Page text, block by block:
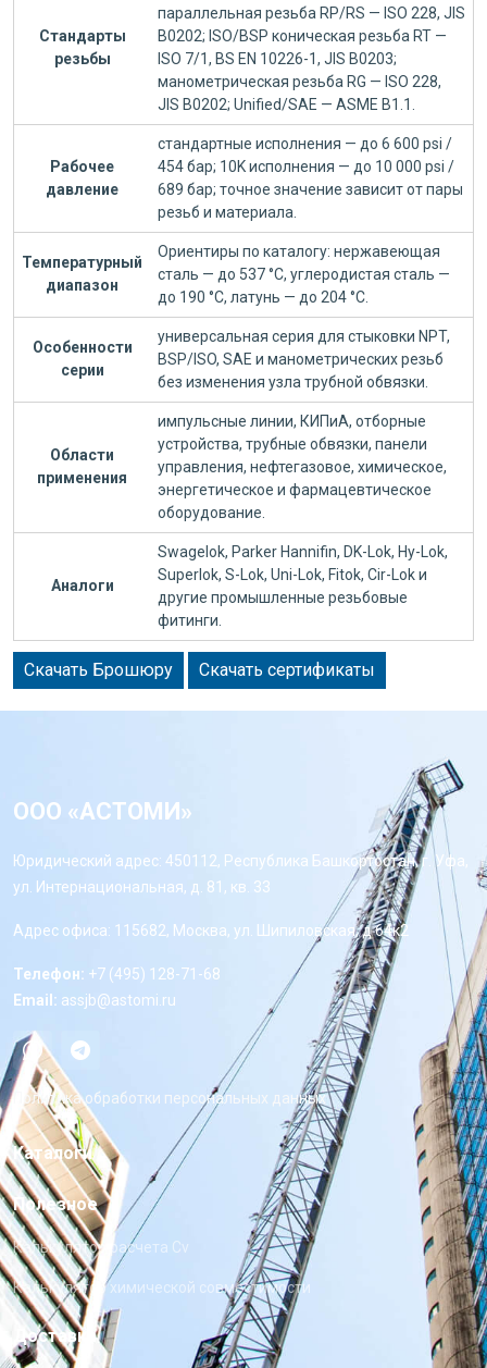
Стандарты
резьбы
параллельная резьба RP/RS — ISO 228, JIS
B0202; ISO/BSP коническая резьба RT —
ISO 7/1, BS EN 10226-1, JIS B0203;
манометрическая резьба RG — ISO 228,
JIS B0202; Unified/SAE — ASME B1.1.
Рабочее
давление
стандартные исполнения — до 6 600 psi /
454 бар; 10K исполнения — до 10 000 psi /
689 бар; точное значение зависит от пары
резьб и материала.
Температурный
диапазон
Ориентиры по каталогу: нержавеющая
сталь — до 537 °C, углеродистая сталь —
до 190 °C, латунь — до 204 °C.
Особенности
серии
универсальная серия для стыковки NPT,
BSP/ISO, SAE и манометрических резьб
без изменения узла трубной обвязки.
Области
применения
импульсные линии, КИПиА, отборные
устройства, трубные обвязки, панели
управления, нефтегазовое, химическое,
энергетическое и фармацевтическое
оборудование.
Аналоги
Swagelok, Parker Hannifin, DK-Lok, Hy-Lok,
Superlok, S-Lok, Uni-Lok, Fitok, Cir-Lok и
другие промышленные резьбовые
фитинги.
Скачать Брошюру Скачать сертификаты
ООО «АСТОМИ»
Юридический адрес: 450112, Республика Башкортостан, г. Уфа,
ул. Интернациональная, д. 81, кв. 33
Адрес офиса: 115682, Москва, ул. Шипиловская, д 64к2
Телефон: +7 (495) 128-71-68
Email: assjb@astomi.ru
Политика обработки персональных данных
Каталоги
Полезное
Калькулятор расчета Cv
Калькулятор химической совместимости
Доставка